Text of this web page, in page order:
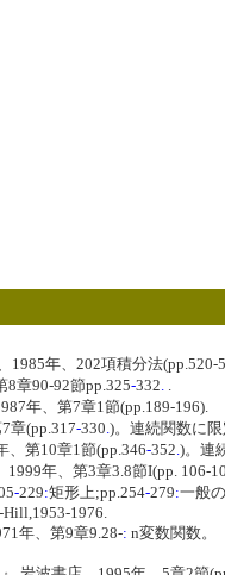
1985年、202項積分法(pp.520-
8章90-92節pp.325-332. .
年、第7章1節(pp.189-196).
章(pp.317-330.)。連続関数に限
、第10章1節(pp.346-352.)。連
1999年、第3章3.8節I(pp. 106-
-229:矩形上;pp.254-279:一般
Hill,1953-1976.
年、第9章9.28-: n変数関数。